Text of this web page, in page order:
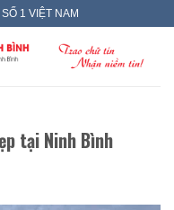
1 VIỆT NAM
tại Ninh Bình